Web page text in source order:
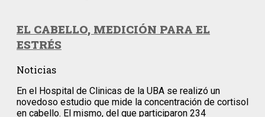
EL CABELLO, MEDICIÓN PARA EL
ESTRÉS
Noticias
En el Hospital de Clinicas de la UBA se realizó un
novedoso estudio que mide la concentración de cortisol
en cabello. El mismo, del que participaron 234